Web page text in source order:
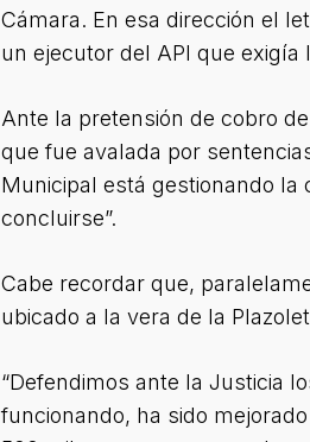
Cámara. En esa dirección el
un ejecutor del API que
Ante la pretensión de cobro
que fue avalada por
Municipal está gestionando la
concluirse”.
Cabe recordar que,
ubicado a la vera de la
“Defendimos ante la Justicia
funcionando, ha sido